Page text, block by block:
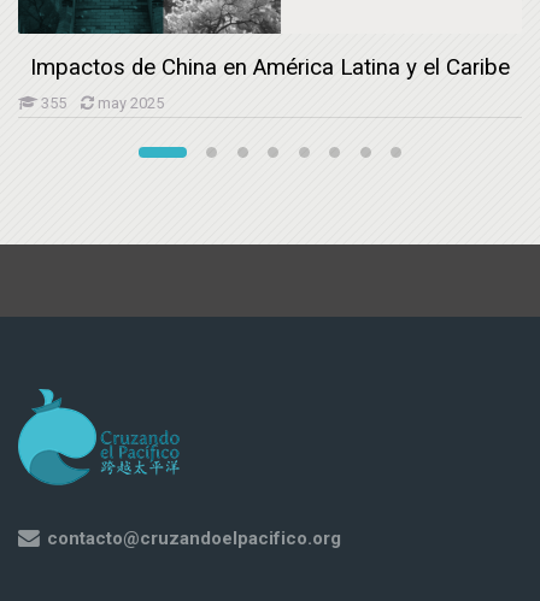
Impactos de China en América Latina y el Caribe
355 may 2025
contacto@cruzandoelpacifico.org